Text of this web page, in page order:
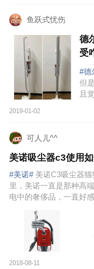
鱼跃式忧伤
德
受
#德
但
且
的
2019-01-02
可人儿^^
美诺吸尘器c3使用
#美诺# 美诺C3吸尘器
里，美诺一直是那种高
电中的奢侈品，一直好
2018-08-11